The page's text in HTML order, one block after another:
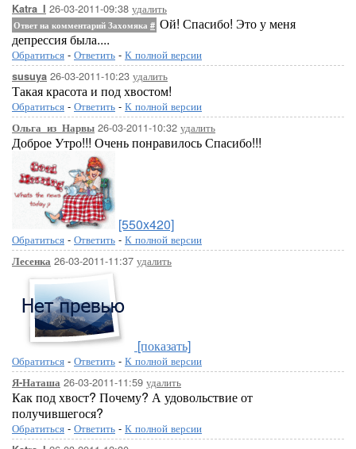
Katra_I 26-03-2011-09:38 удалить
Ответ на комментарий Захомяка # Ой! Спасибо! Это у меня
депрессия была....
Обратиться - Ответить - К полной версии
susuya 26-03-2011-10:23 удалить
Такая красота и под хвостом!
Обратиться - Ответить - К полной версии
Ольга_из_Нарвы 26-03-2011-10:32 удалить
Доброе Утро!!! Очень понравилось Спасибо!!!
[550x420]
Обратиться - Ответить - К полной версии
Лесенка 26-03-2011-11:37 удалить
[показать]
Обратиться - Ответить - К полной версии
Я-Наташа 26-03-2011-11:59 удалить
Как под хвост? Почему? А удовольствие от
получившегося?
Обратиться - Ответить - К полной версии